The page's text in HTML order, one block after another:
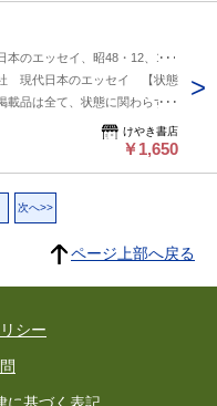
態欄の「中古品（並）」という
さい。状態表記の無いものは特
。:
のエッセイ、昭48・12、1冊
現代日本のエッセイ 【状態
載品は全て、状態に関わらず
います。「日本の古本屋」は６
りましたが、当店の扱う商品の
う表現は考慮にいれないで下さ
ては、解説欄等をご参考にして
けやき書店
￥1,650
次へ>>
ページ上部へ戻る
シー